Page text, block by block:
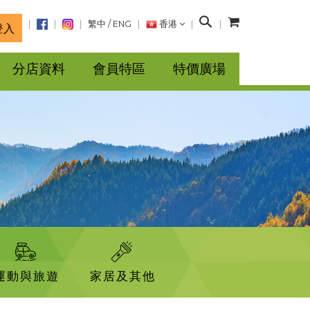
入 繁中 / ENG 香港
搜
分店資料 會員特區 特價廣場
動與旅遊 家居及其他